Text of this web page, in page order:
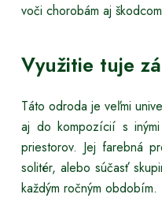
voči chorobám aj
Využitie tuje
Táto odroda je veľmi
aj do kompozícií s
priestorov. Jej farebná
solitér, alebo súčasť
každým ročným obdobím.